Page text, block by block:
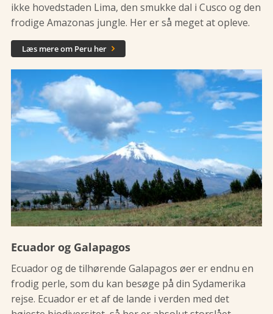
ikke hovedstaden Lima, den smukke dal i Cusco og den
frodige Amazonas jungle. Her er så meget at opleve.
Læs mere om Peru her 
Ecuador og Galapagos
Ecuador og de tilhørende Galapagos øer er endnu en
frodig perle, som du kan besøge på din Sydamerika
rejse. Ecuador er et af de lande i verden med det